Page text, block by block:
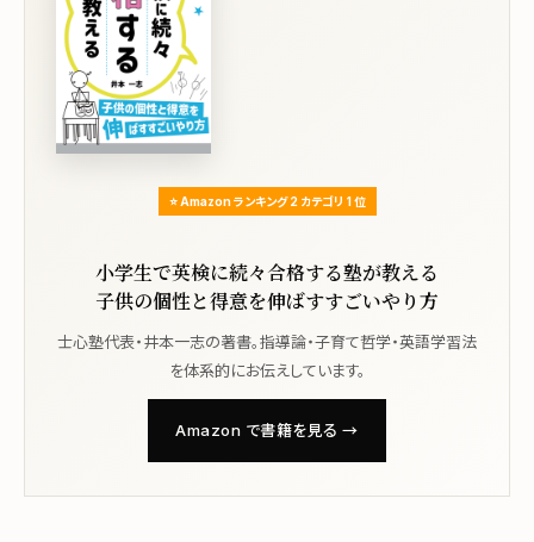
⭐ Amazon ランキング 2 カテゴリ 1 位
小学生で英検に続々合格する塾が教える
子供の個性と得意を伸ばすすごいやり方
士心塾代表・井本一志の著書。指導論・子育て哲学・英語学習法
を体系的にお伝えしています。
Amazon で書籍を見る →